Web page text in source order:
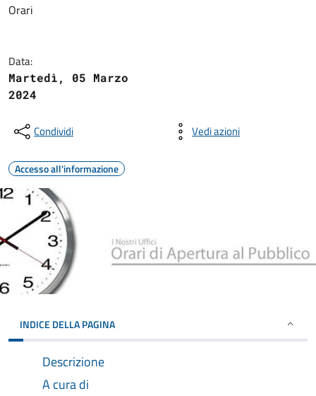
Orari
Data:
Martedì, 05 Marzo
2024
Condividi Vedi azioni
Accesso all'informazione
INDICE DELLA PAGINA
Descrizione
A cura di